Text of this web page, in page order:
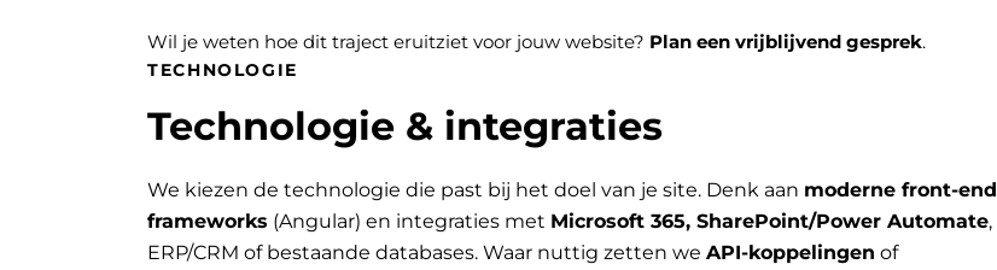
Wil je weten hoe dit traject eruitziet voor jouw website? Plan een vrijblijvend gesprek.
TECHNOLOGIE
Technologie & integraties
We kiezen de technologie die past bij het doel van je site. Denk aan moderne front-end
frameworks (Angular) en integraties met Microsoft 365, SharePoint/Power Automate,
ERP/CRM of bestaande databases. Waar nuttig zetten we API-koppelingen of